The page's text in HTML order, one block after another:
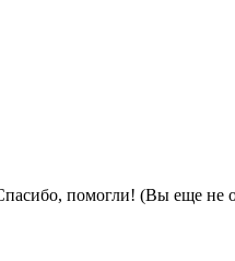
(Вы еще не